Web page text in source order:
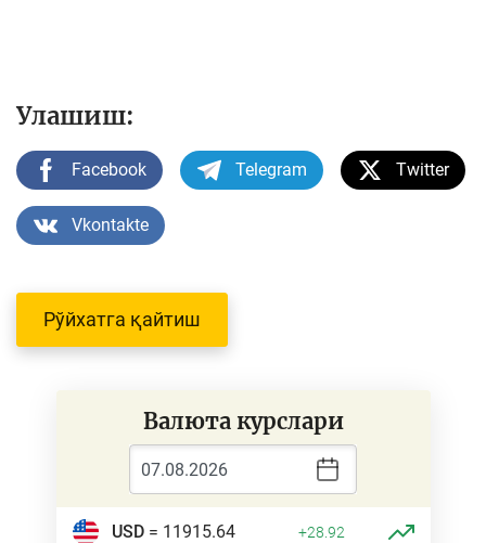
Улашиш:
Facebook Telegram Twitter
Vkontakte
Рўйхатга қайтиш
Валюта курслари
USD= 11915.64 +28.92